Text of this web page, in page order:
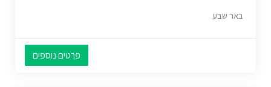
באר שבע
פרטים נוספים